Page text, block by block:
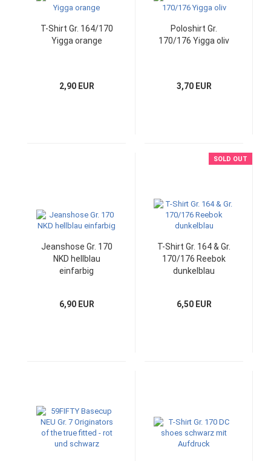
T-Shirt Gr. 164/170
Yigga orange
2,90 EUR
Poloshirt Gr.
170/176 Yigga oliv
3,70 EUR
Jeanshose Gr. 170
NKD hellblau
einfarbig
6,90 EUR
SOLD OUT
T-Shirt Gr. 164 & Gr.
170/176 Reebok
dunkelblau
6,50 EUR